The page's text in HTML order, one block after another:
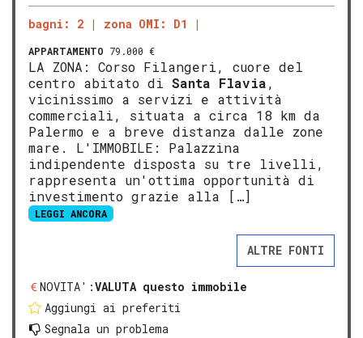
bagni: 2 zona OMI: D1
APPARTAMENTO 79.000 €
LA ZONA: Corso Filangeri, cuore del
centro abitato di Santa Flavia,
vicinissimo a servizi e attività
commerciali, situata a circa 18 km da
Palermo e a breve distanza dalle zone
mare. L'IMMOBILE: Palazzina
indipendente disposta su tre livelli,
rappresenta un'ottima opportunità di
investimento grazie alla […]
LEGGI ANCORA
ALTRE FONTI
NOVITA':VALUTA questo immobile
Aggiungi ai preferiti
Segnala un problema